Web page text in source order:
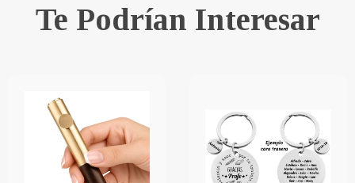
Te Podrían Interesar